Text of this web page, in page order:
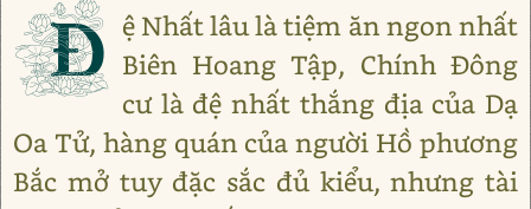
Đ ệ Nhất lâu là tiệm ăn ngon nhất
Biên Hoang Tập, Chính Đông
cư là đệ nhất thắng địa của Dạ
Oa Tử, hàng quán của người Hồ phương
Bắc mở tuy đặc sắc đủ kiểu, nhưng tài